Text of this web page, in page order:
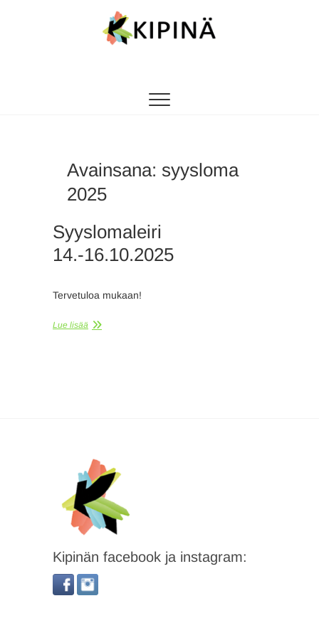
Avainsana: syysloma
2025
Syyslomaleiri
14.-16.10.2025
Tervetuloa mukaan!
Lue lisää
Kipinän facebook ja instagram: